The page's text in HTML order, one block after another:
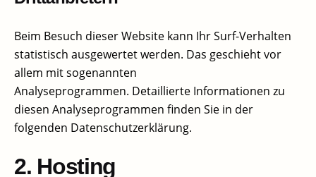
Beim Besuch dieser Website kann Ihr Surf-Verhalten
statistisch ausgewertet werden. Das geschieht vor
allem mit sogenannten
Analyseprogrammen. Detaillierte Informationen zu
diesen Analyseprogrammen finden Sie in der
folgenden Datenschutzerklärung.
2. Hosting